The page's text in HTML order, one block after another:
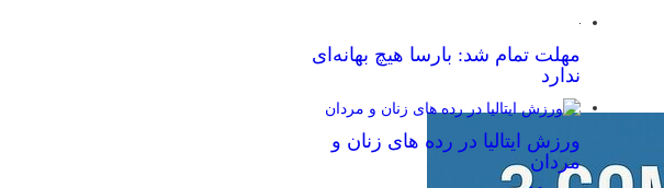
مهلت تمام شد: بارسا هیچ بهانه‌‌ای
ندارد
ورزش ایتالیا در رده های زنان و
مردان